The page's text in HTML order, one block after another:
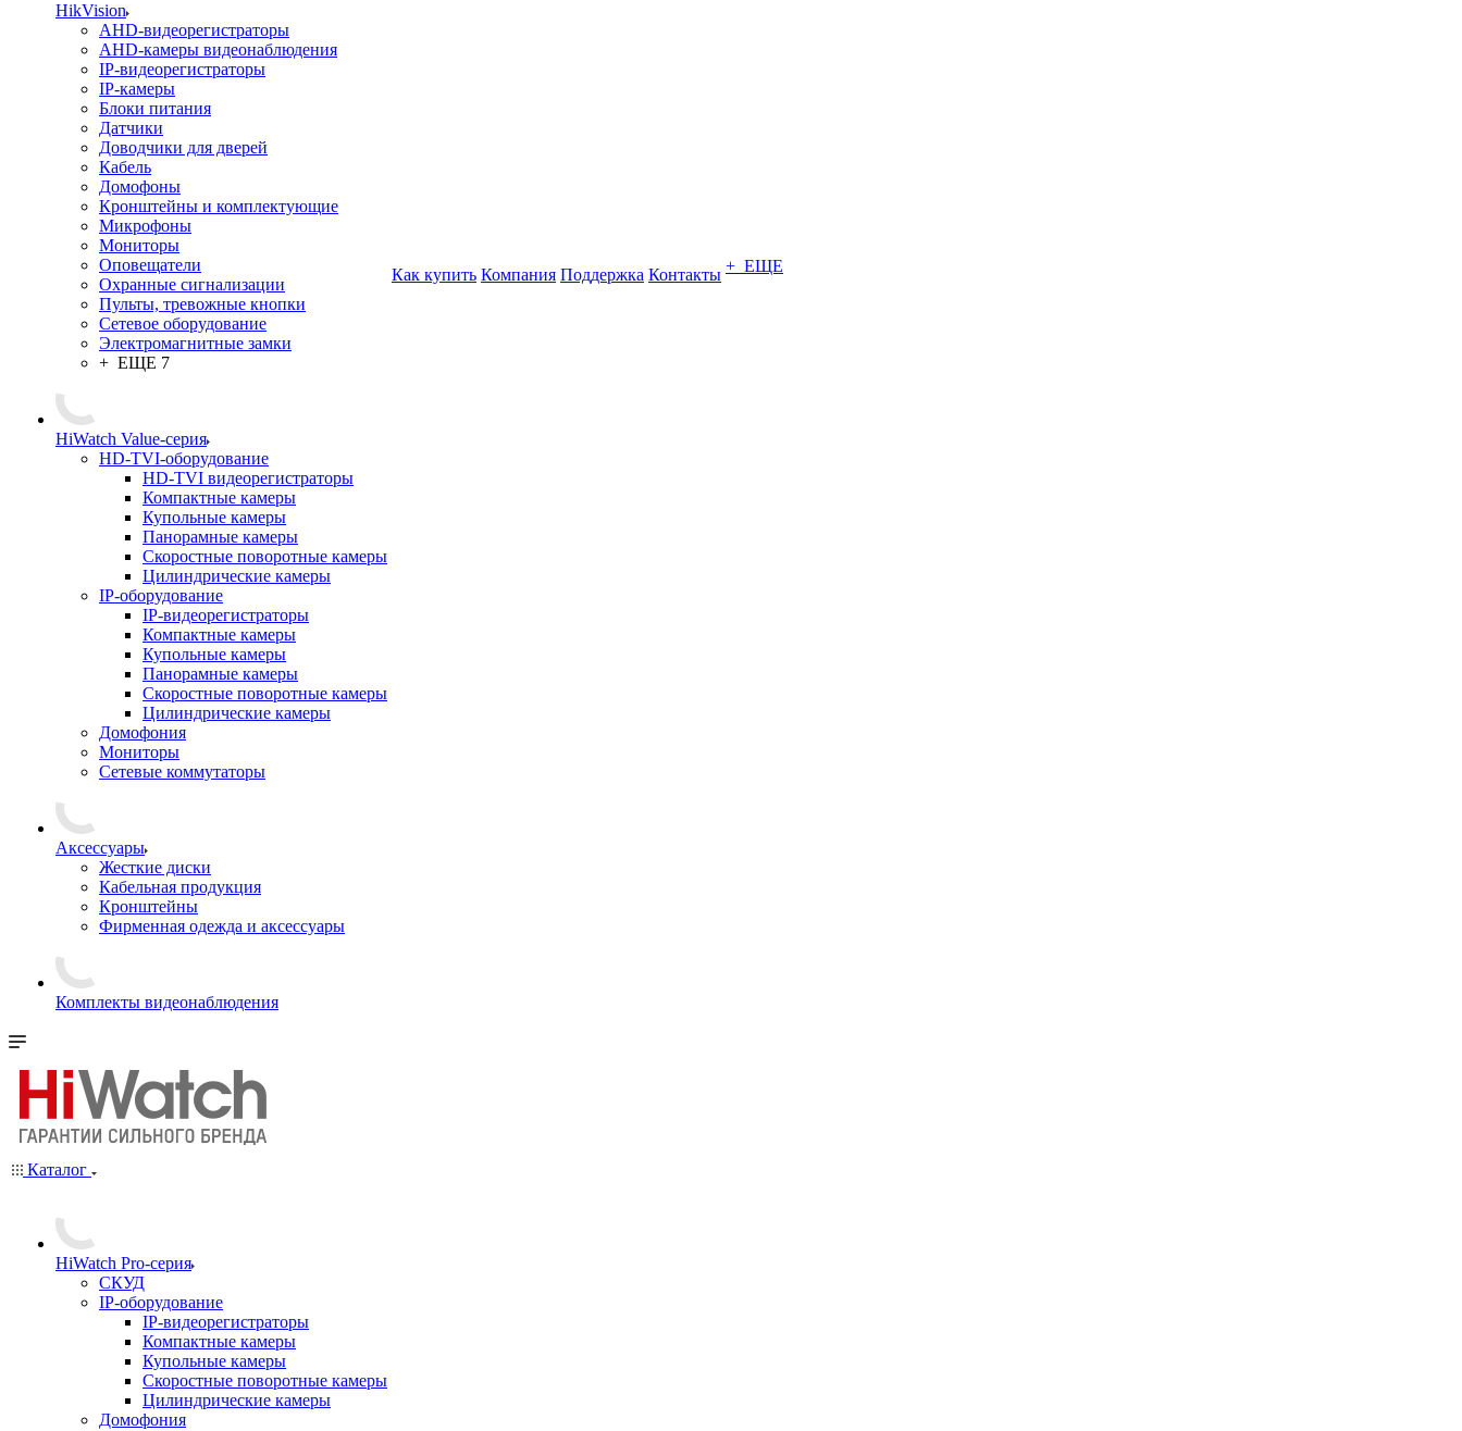
HikVision
AHD-видеорегистраторы
AHD-камеры видеонаблюдения
IP-видеорегистраторы
IP-камеры
Блоки питания
Датчики
Доводчики для дверей
Кабель
Домофоны
Кронштейны и комплектующие
Микрофоны
Мониторы
Оповещатели
Охранные сигнализации
Пульты, тревожные кнопки
Сетевое оборудование
Электромагнитные замки
+ ЕЩЕ 7
HiWatch Value-серия
HD-TVI-оборудование
HD-TVI видеорегистраторы
Компактные камеры
Купольные камеры
Панорамные камеры
Скоростные поворотные камеры
Цилиндрические камеры
IP-оборудование
IP-видеорегистраторы
Компактные камеры
Купольные камеры
Панорамные камеры
Скоростные поворотные камеры
Цилиндрические камеры
Домофония
Мониторы
Сетевые коммутаторы
Аксессуары
Жесткие диски
Кабельная продукция
Кронштейны
Фирменная одежда и аксессуары
Комплекты видеонаблюдения
Как купить Компания Поддержка Контакты + ЕЩЕ
Каталог
HiWatch Pro-серия
CКУД
IP-оборудование
IP-видеорегистраторы
Компактные камеры
Купольные камеры
Скоростные поворотные камеры
Цилиндрические камеры
Домофония